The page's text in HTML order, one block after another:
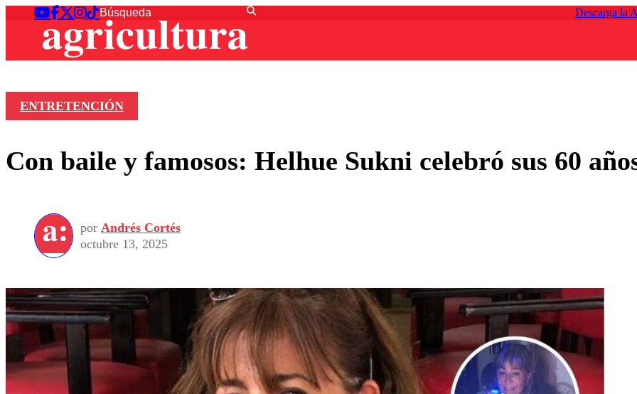
Descarga la
ENTRETENCIÓN
Con baile y famosos: Helhue Sukni celebró sus 60
por Andrés Cortés
octubre 13, 2025